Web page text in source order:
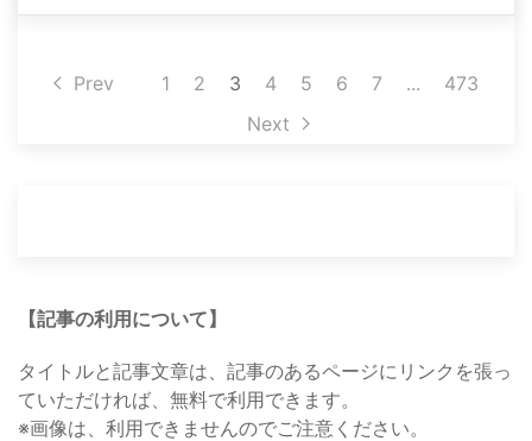
Prev 1 2 3 4 5 6 7 ...
473
Next
【記事の利用について】
タイトルと記事文章は、記事のあるページにリンクを張っ
ていただければ、無料で利用できます。
※画像は、利用できませんのでご注意ください。